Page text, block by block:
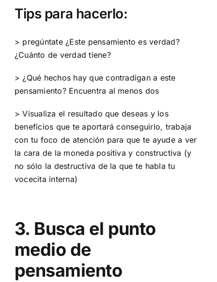
Tips para hacerlo:
> pregúntate ¿Este pensamiento es verdad?
¿Cuánto de verdad tiene?
> ¿Qué hechos hay que contradigan a este
pensamiento? Encuentra al menos dos
> Visualiza el resultado que deseas y los
beneficios que te aportará conseguirlo, trabaja
con tu foco de atención para que te ayude a ver
la cara de la moneda positiva y constructiva (y
no sólo la destructiva de la que te habla tu
vocecita interna)
3. Busca el punto
medio de
pensamiento